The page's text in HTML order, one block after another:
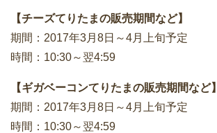
【チーズてりたまの販売期間など】
期間：2017年3月8日～4月上旬予定
時間：10:30～翌4:59
【ギガベーコンてりたまの販売期間など】
期間：2017年3月8日～4月上旬予定
時間：10:30～翌4:59